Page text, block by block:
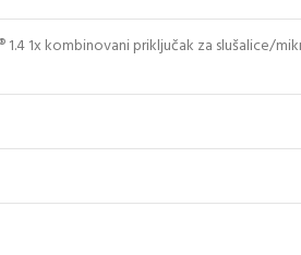
1.4 1x kombinovani priključak za slušalice/